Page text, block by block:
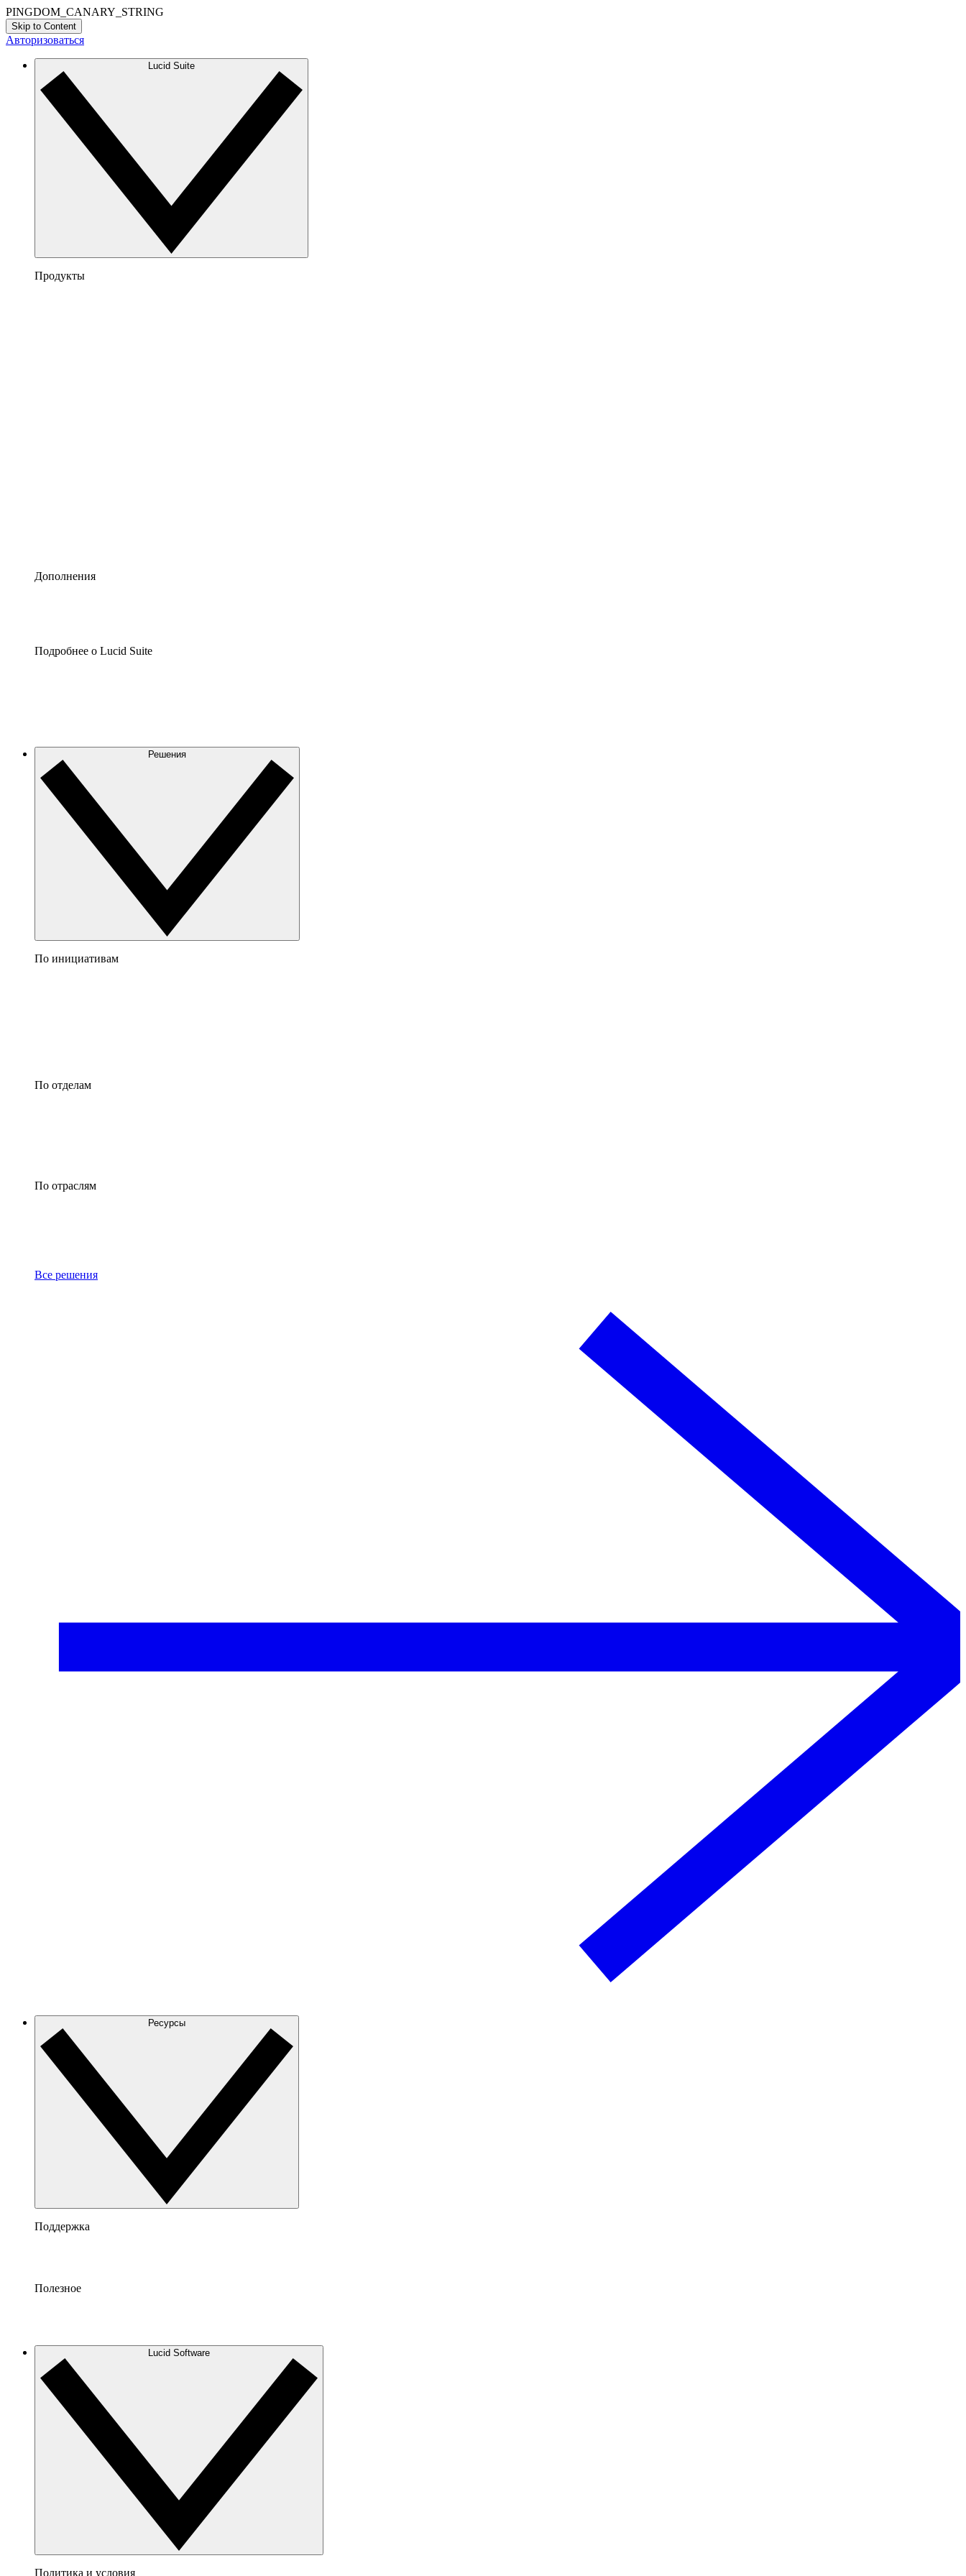
PINGDOM_CANARY_STRING
Skip to Content
Авторизоваться
Lucid Suite
Продукты
Дополнения
Подробнее о Lucid Suite
Решения
По инициативам
По отделам
По отраслям
Все решения
Ресурсы
Поддержка
Полезное
Lucid Software
Политика и условия